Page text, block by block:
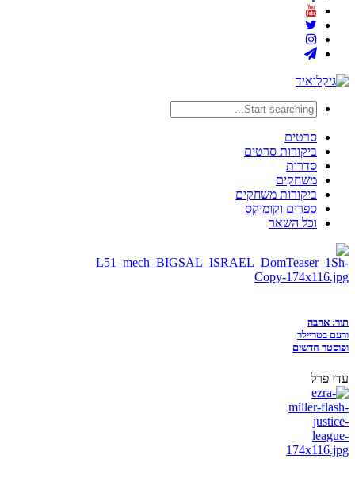
סרטים
ביקורות סרטים
סדרות
משחקים
ביקורות משחקים
ספרים וקומיקס
וכל השאר
תור: אהבה
ורעם בטריילר
ופוסטר חדשים
עדי פרל